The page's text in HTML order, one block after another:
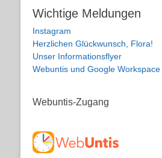
Wichtige Meldungen
Instagram
Herzlichen Glückwunsch, Flora!
Unser Informationsflyer
Webuntis und Google Workspace
Webuntis-Zugang